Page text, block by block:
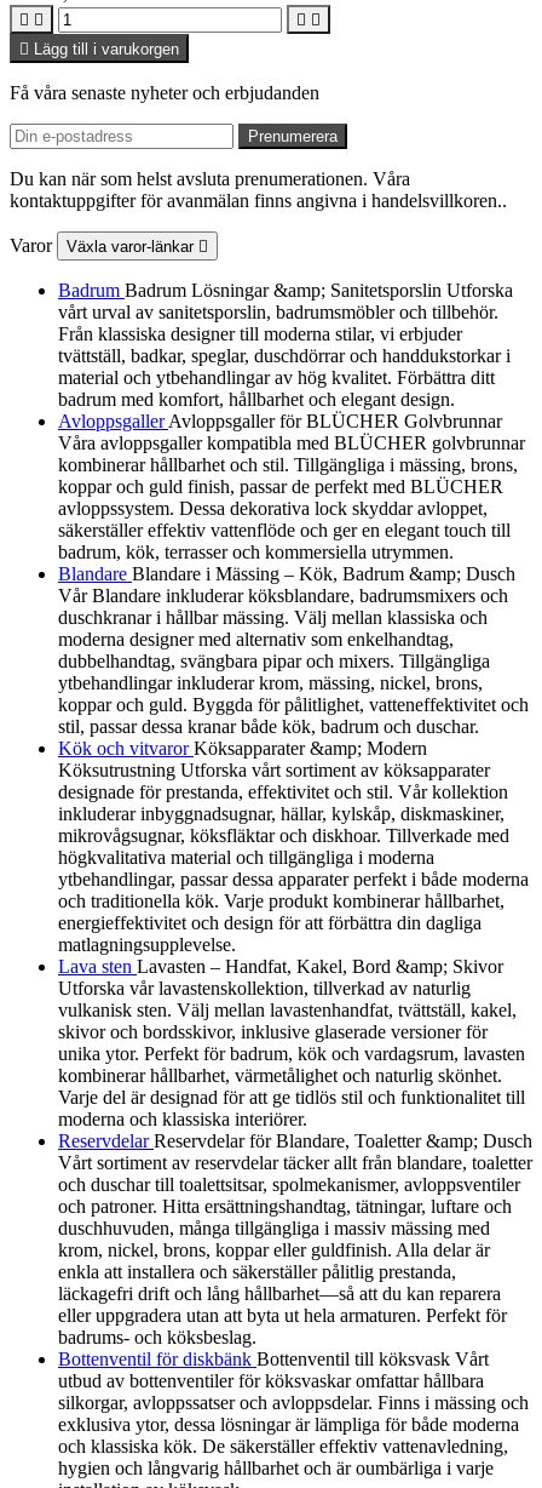
   
 Lägg till i varukorgen
Få våra senaste nyheter och erbjudanden
Du kan när som helst avsluta prenumerationen. Våra
kontaktuppgifter för avanmälan finns angivna i handelsvillkoren..
Varor Växla varor-länkar 
Badrum Badrum Lösningar &amp; Sanitetsporslin Utforska
vårt urval av sanitetsporslin, badrumsmöbler och tillbehör.
Från klassiska designer till moderna stilar, vi erbjuder
tvättställ, badkar, speglar, duschdörrar och handdukstorkar i
material och ytbehandlingar av hög kvalitet. Förbättra ditt
badrum med komfort, hållbarhet och elegant design.
AvloppsgallerAvloppsgaller för BLÜCHER Golvbrunnar
Våra avloppsgaller kompatibla med BLÜCHER golvbrunnar
kombinerar hållbarhet och stil. Tillgängliga i mässing, brons,
koppar och guld finish, passar de perfekt med BLÜCHER
avloppssystem. Dessa dekorativa lock skyddar avloppet,
säkerställer effektiv vattenflöde och ger en elegant touch till
badrum, kök, terrasser och kommersiella utrymmen.
Blandare Blandare i Mässing – Kök, Badrum &amp; Dusch
Vår Blandare inkluderar köksblandare, badrumsmixers och
duschkranar i hållbar mässing. Välj mellan klassiska och
moderna designer med alternativ som enkelhandtag,
dubbelhandtag, svängbara pipar och mixers. Tillgängliga
ytbehandlingar inkluderar krom, mässing, nickel, brons,
koppar och guld. Byggda för pålitlighet, vatteneffektivitet och
stil, passar dessa kranar både kök, badrum och duschar.
Kök och vitvarorKöksapparater &amp; Modern
Köksutrustning Utforska vårt sortiment av köksapparater
designade för prestanda, effektivitet och stil. Vår kollektion
inkluderar inbyggnadsugnar, hällar, kylskåp, diskmaskiner,
mikrovågsugnar, köksfläktar och diskhoar. Tillverkade med
högkvalitativa material och tillgängliga i moderna
ytbehandlingar, passar dessa apparater perfekt i både moderna
och traditionella kök. Varje produkt kombinerar hållbarhet,
energieffektivitet och design för att förbättra din dagliga
matlagningsupplevelse.
Lava sten Lavasten – Handfat, Kakel, Bord &amp; Skivor
Utforska vår lavastenskollektion, tillverkad av naturlig
vulkanisk sten. Välj mellan lavastenhandfat, tvättställ, kakel,
skivor och bordsskivor, inklusive glaserade versioner för
unika ytor. Perfekt för badrum, kök och vardagsrum, lavasten
kombinerar hållbarhet, värmetålighet och naturlig skönhet.
Varje del är designad för att ge tidlös stil och funktionalitet till
moderna och klassiska interiörer.
ReservdelarReservdelar för Blandare, Toaletter &amp; Dusch
Vårt sortiment av reservdelar täcker allt från blandare, toaletter
och duschar till toalettsitsar, spolmekanismer, avloppsventiler
och patroner. Hitta ersättningshandtag, tätningar, luftare och
duschhuvuden, många tillgängliga i massiv mässing med
krom, nickel, brons, koppar eller guldfinish. Alla delar är
enkla att installera och säkerställer pålitlig prestanda,
läckagefri drift och lång hållbarhet—så att du kan reparera
eller uppgradera utan att byta ut hela armaturen. Perfekt för
badrums- och köksbeslag.
Bottenventil för diskbänk Bottenventil till köksvask Vårt
utbud av bottenventiler för köksvaskar omfattar hållbara
silkorgar, avloppssatser och avloppsdelar. Finns i mässing och
exklusiva ytor, dessa lösningar är lämpliga för både moderna
och klassiska kök. De säkerställer effektiv vattenavledning,
hygien och långvarig hållbarhet och är oumbärliga i varje